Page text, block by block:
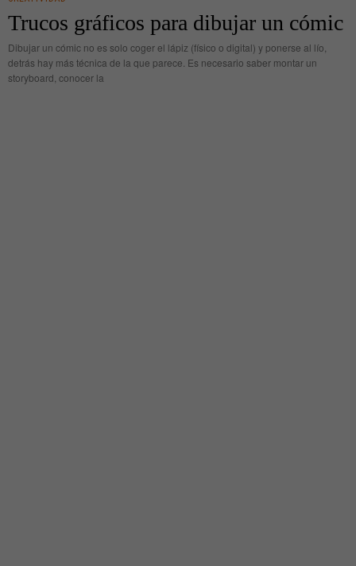
Trucos gráficos para dibujar un cómic
Dibujar un cómic no es solo coger el lápiz (físico o digital) y ponerse al lío,
detrás hay más técnica de la que parece. Es necesario saber montar un
storyboard, conocer la